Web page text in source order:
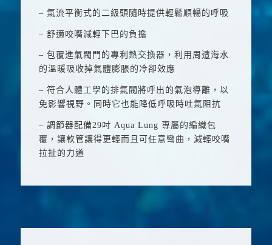
– 氣流平衡式的二級頭隨時提供輕鬆順暢的呼吸
– 舒適咬嘴減輕下巴的負擔
– 包覆進氣閥門的專利熱交換器，利用周遭海水
的溫暖吸收掉氣體膨脹的冷卻效應
– 符合人體工學的排氣閥將呼出的氣泡導離，以
免影響視野。同時它也能降低呼吸時吐氣阻抗
– 調節器配備29吋 Aqua Lung 專屬的編織包
覆，讓軟管讓得更輕而且可任意彎曲，減輕咬嘴
拉扯的力道